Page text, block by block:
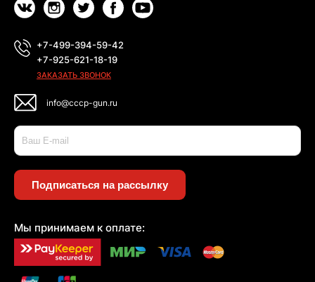
+7-499-394-59-42
+7-925-621-18-19
ЗАКАЗАТЬ ЗВОНОК
info@cccp-gun.ru
Подписаться на рассылку
Мы принимаем к оплате: